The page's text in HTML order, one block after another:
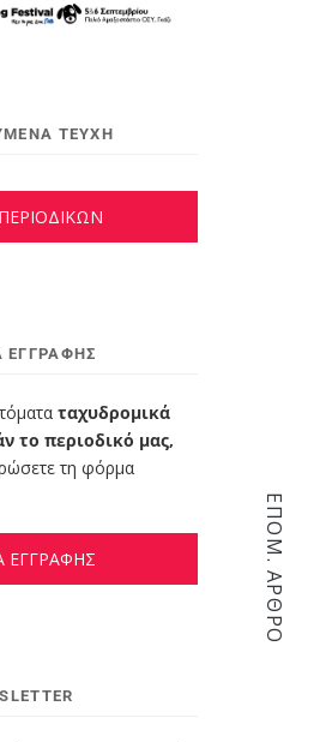
ΕΠΌΜ. ΆΡΘΡΟ
ΤΕΥΧΗ
ταχυδρομικά
το περιοδικό μας,
τη φόρμα